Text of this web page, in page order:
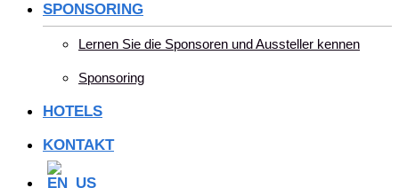
SPONSORING
Lernen Sie die Sponsoren und Aussteller kennen
Sponsoring
HOTELS
KONTAKT